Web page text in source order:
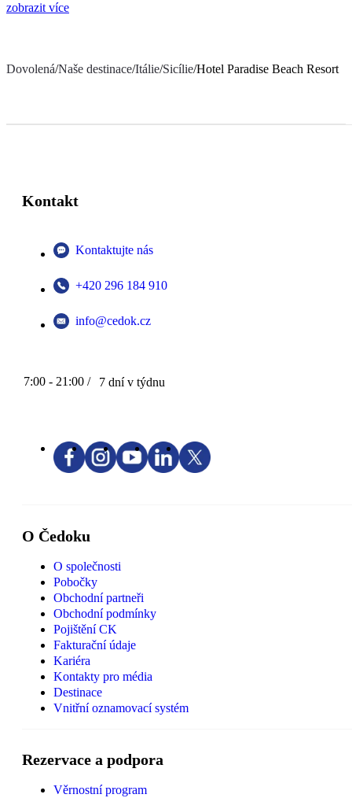
zobrazit více
Dovolená/Naše destinace/Itálie/Sicílie/Hotel Paradise Beach Resort
Kontakt
Kontaktujte nás
+420 296 184 910
info@cedok.cz
7:00 - 21:00 / 7 dní v týdnu
O Čedoku
O společnosti
Pobočky
Obchodní partneři
Obchodní podmínky
Pojištění CK
Fakturační údaje
Kariéra
Kontakty pro média
Destinace
Vnitřní oznamovací systém
Rezervace a podpora
Věrnostní program